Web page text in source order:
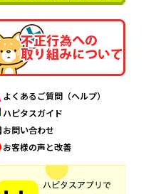
よくあるご質問（ヘルプ）
ハピタスガイド
お問い合わせ
お客様の声と改善